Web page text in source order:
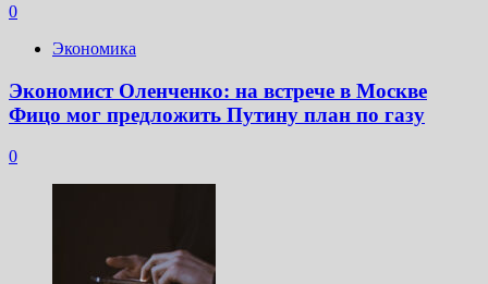
0
Экономика
Экономист Оленченко: на встрече в Москве
Фицо мог предложить Путину план по газу
0